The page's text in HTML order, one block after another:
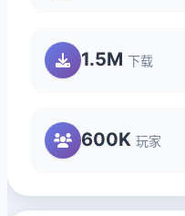
1.5M 下载
600K 玩家